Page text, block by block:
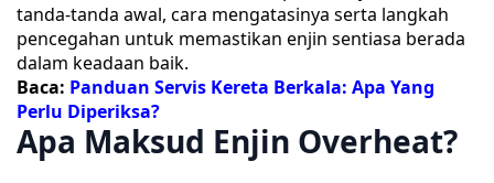
tanda-tanda awal, cara mengatasinya serta langkah
pencegahan untuk memastikan enjin sentiasa berada
dalam keadaan baik.
Baca: Panduan Servis Kereta Berkala: Apa Yang
Perlu Diperiksa?
Apa Maksud Enjin Overheat?